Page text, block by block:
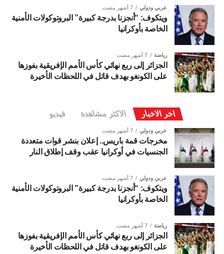
عربي ودولي 7 أشهر مضت
ويتكوف: “أنجزنا بدرجة كبيرة” البروتوكولات الأمنية
الخاصة بأوكرانيا
رياضة 7 أشهر مضت
الجزائر إلى ربع نهائي كأس الأمم الإفريقية بفوزها
على الكونغو بهدف قاتل في اللحظات الأخيرة
اخر الاخبار الاكثر مشاهدة فيديو
عربي ودولي 7 أشهر مضت
مخرجات قمة باريس.. إعلان بنشر قوات متعددة
الجنسيات في أوكرانيا عقب وقف إطلاق النار
عربي ودولي 7 أشهر مضت
ويتكوف: “أنجزنا بدرجة كبيرة” البروتوكولات الأمنية
الخاصة بأوكرانيا
رياضة 7 أشهر مضت
الجزائر إلى ربع نهائي كأس الأمم الإفريقية بفوزها
على الكونغو بهدف قاتل في اللحظات الأخيرة